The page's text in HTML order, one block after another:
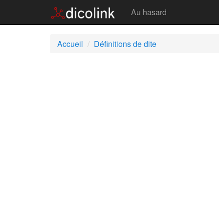
Au hasard
Accueil Définitions de dite
Dite